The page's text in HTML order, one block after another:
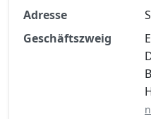
Jetzt
Adresse
Geschäftszweig